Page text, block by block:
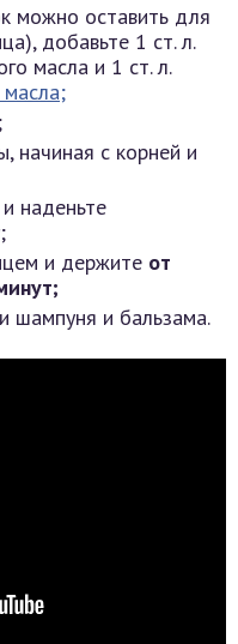
можно оставить для
добавьте 1 ст. л.
масла и 1 ст. л.
масла;
начиная с корней и
наденьте
и держите от
шампуня и бальзама.